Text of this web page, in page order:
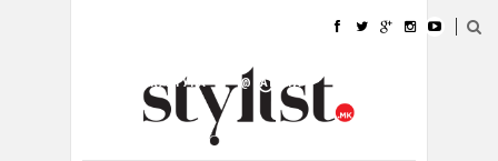
УБАВИНА
КУЛТУРА @РАБОТА
ИЗЛОГ